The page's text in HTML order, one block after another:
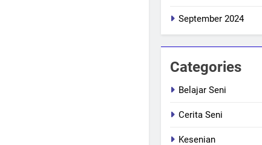
September 2024
Categories
Belajar Seni
Cerita Seni
Kesenian